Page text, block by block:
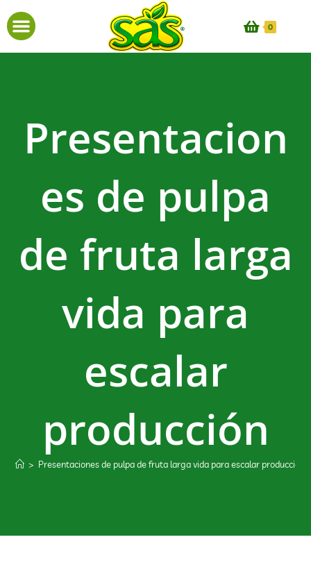
0
Presentacion
es de pulpa
de fruta larga
vida para
escalar
producción
> Presentaciones de pulpa de fruta larga vida para escalar producción